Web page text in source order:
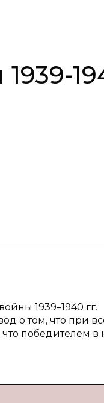
1939–1940 гг.
о том, что при
победителем в